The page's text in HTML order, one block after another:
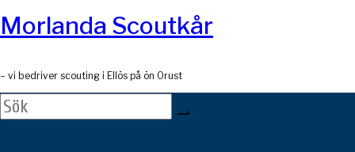
Morlanda Scoutkår
– vi bedriver scouting i Ellös på ön Orust